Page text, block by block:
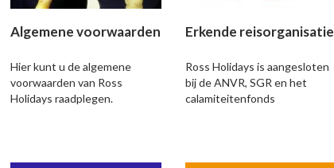
Algemene voorwaarden
Hier kunt u de algemene
voorwaarden van Ross
Holidays raadplegen.
Erkende reisorganisatie
Ross Holidays is aangesloten
bij de ANVR, SGR en het
calamiteitenfonds